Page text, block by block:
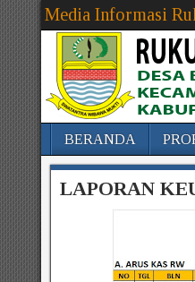
Media Informasi
BERANDA
LAPORAN